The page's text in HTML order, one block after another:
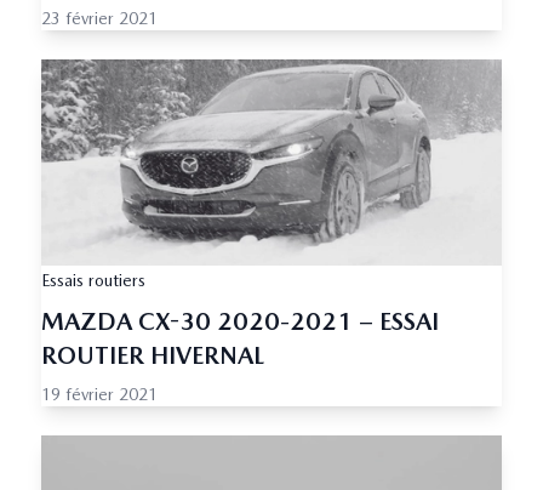
23 février 2021
Essais routiers
MAZDA CX-30 2020-2021 – ESSAI
ROUTIER HIVERNAL
19 février 2021